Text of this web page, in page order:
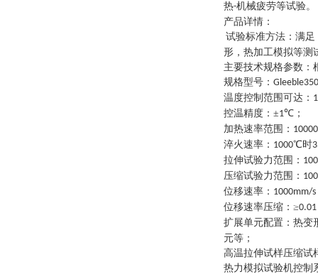
热-机械疲劳等试验。
产品详情：
试验标准方法 ： 满足
形，热加工模拟等测
主要技术规格参数 ：
规格型号 ：
温度控制范围可达 ：
控温精度 ： ±1℃ ；
加热速率范围 ： 10000
淬火速率 ： 1000℃时
拉伸试验力范围 ：
压缩试验力范围 ：
位移速率 ： 1000mm/s
位移速率压缩 ： ≥
扩展单元配置 ： 热变
元等 ；
高温拉伸试样压缩试
热力模拟试验机控制